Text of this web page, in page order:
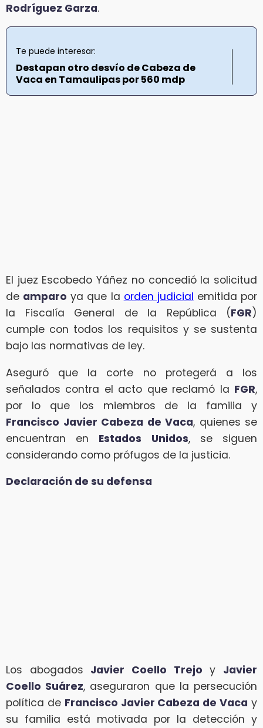
Rodríguez Garza.
Te puede interesar:
Destapan otro desvío de Cabeza de
Vaca en Tamaulipas por 560 mdp
El juez Escobedo Yáñez no concedió la solicitud
de amparo ya que la orden judicial emitida por
la Fiscalía General de la República (FGR)
cumple con todos los requisitos y se sustenta
bajo las normativas de ley.
Aseguró que la corte no protegerá a los
señalados contra el acto que reclamó la FGR,
por lo que los miembros de la familia y
Francisco Javier Cabeza de Vaca, quienes se
encuentran en Estados Unidos, se siguen
considerando como prófugos de la justicia.
Declaración de su defensa
Los abogados Javier Coello Trejo y Javier
Coello Suárez, aseguraron que la persecución
política de Francisco Javier Cabeza de Vaca y
su familia está motivada por la detección y